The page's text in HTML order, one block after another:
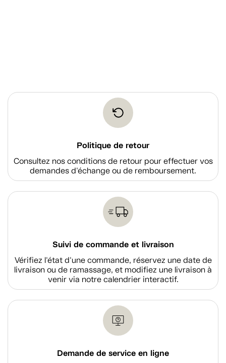
Politique de retour
Consultez nos conditions de retour pour effectuer vos
demandes d'échange ou de remboursement.
Suivi de commande et livraison
Vérifiez l'état d'une commande, réservez une date de
livraison ou de ramassage, et modifiez une livraison à
venir via notre calendrier interactif.
Demande de service en ligne